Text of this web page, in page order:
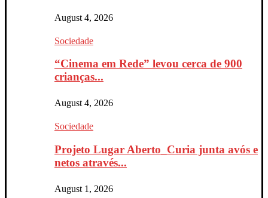
August 4, 2026
Sociedade
“Cinema em Rede” levou cerca de 900
crianças...
August 4, 2026
Sociedade
Projeto Lugar Aberto_Curia junta avós e
netos através...
August 1, 2026